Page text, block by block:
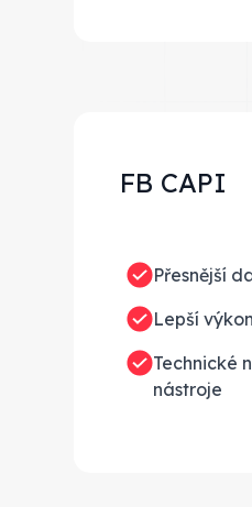
FB CAPI
Přesnější
Lepší
Technické
nástroje